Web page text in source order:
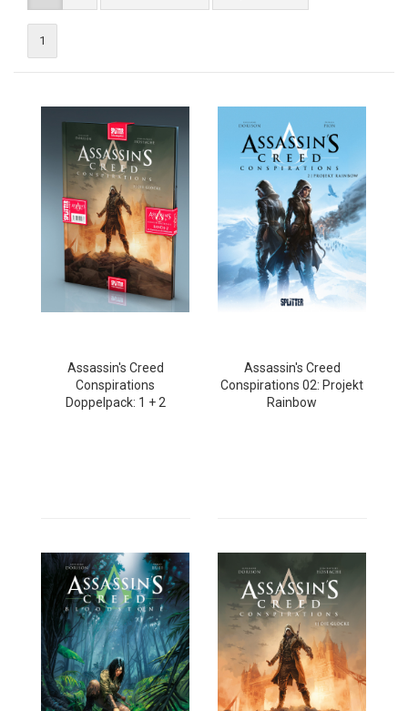
1
Assassin's Creed
Conspirations
Doppelpack: 1 + 2
Assassin's Creed
Conspirations 02: Projekt
Rainbow